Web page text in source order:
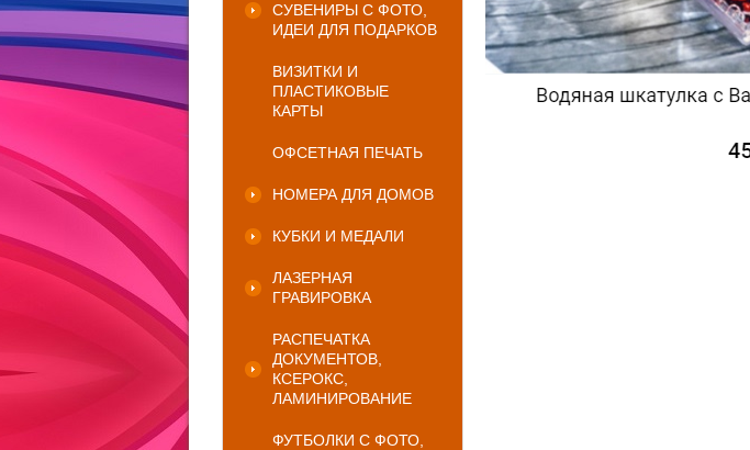
СУВЕНИРЫ С ФОТО,
ИДЕИ ДЛЯ ПОДАРКОВ
ВИЗИТКИ И
ПЛАСТИКОВЫЕ
КАРТЫ
ОФСЕТНАЯ ПЕЧАТЬ
НОМЕРА ДЛЯ ДОМОВ
КУБКИ И МЕДАЛИ
ЛАЗЕРНАЯ
ГРАВИРОВКА
РАСПЕЧАТКА
ДОКУМЕНТОВ,
КСЕРОКС,
ЛАМИНИРОВАНИЕ
ФУТБОЛКИ С ФОТО,